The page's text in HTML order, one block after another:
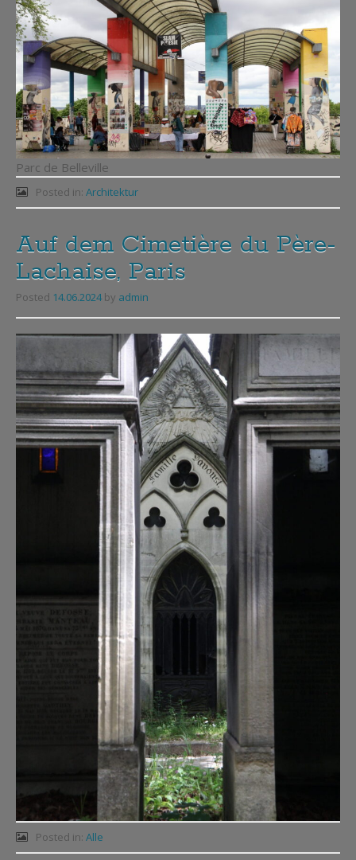
Parc de Belleville
Posted in: Architektur
Auf dem Cimetière du Père-
Lachaise, Paris
Posted 14.06.2024 by admin
Posted in: Alle